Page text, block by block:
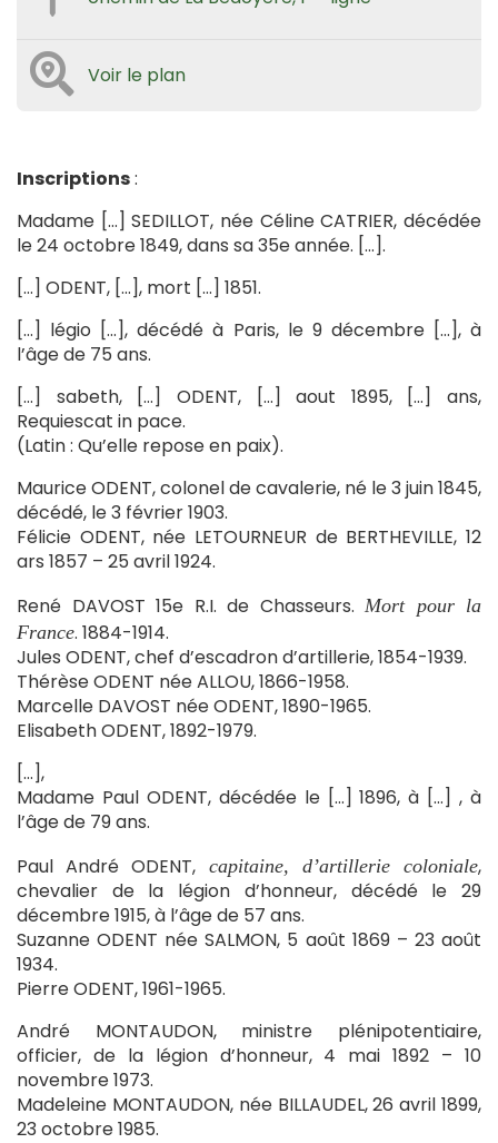
Voir le plan
Inscriptions:
Madame […] SEDILLOT, née Céline CATRIER, décédée
le 24 octobre 1849, dans sa 35e année. […].
[…] ODENT, […], mort […] 1851.
[…] légio […], décédé à Paris, le 9 décembre […], à
l’âge de 75 ans.
[…] sabeth, […] ODENT, […] aout 1895, […] ans,
Requiescat in pace.
(Latin : Qu’elle repose en paix).
Maurice ODENT, colonel de cavalerie, né le 3 juin 1845,
décédé, le 3 février 1903.
Félicie ODENT, née LETOURNEUR de BERTHEVILLE, 12
ars 1857 – 25 avril 1924.
René DAVOST 15e R.I. de Chasseurs. Mort pour la
France. 1884-1914.
Jules ODENT, chef d’escadron d’artillerie, 1854-1939.
Thérèse ODENT née ALLOU, 1866-1958.
Marcelle DAVOST née ODENT, 1890-1965.
Elisabeth ODENT, 1892-1979.
[…],
Madame Paul ODENT, décédée le […] 1896, à […] , à
l’âge de 79 ans.
Paul André ODENT, capitaine, d’artillerie coloniale,
chevalier de la légion d’honneur, décédé le 29
décembre 1915, à l’âge de 57 ans.
Suzanne ODENT née SALMON, 5 août 1869 – 23 août
1934.
Pierre ODENT, 1961-1965.
André MONTAUDON, ministre plénipotentiaire,
officier, de la légion d’honneur, 4 mai 1892 – 10
novembre 1973.
Madeleine MONTAUDON, née BILLAUDEL, 26 avril 1899,
23 octobre 1985.